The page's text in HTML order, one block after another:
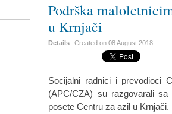
Podrška
u Krnjači
Details Created on08 August 2018
Socijalni radnici i prevodioci
(APC/CZA) su razgovarali sa
posete Centru za azil u